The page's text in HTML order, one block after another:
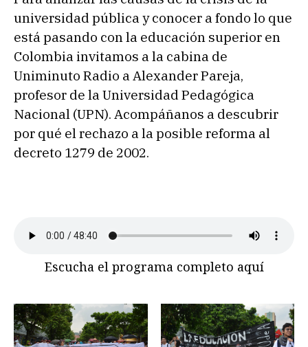
universidad pública y conocer a fondo lo que
está pasando con la educación superior en
Colombia invitamos a la cabina de
Uniminuto Radio a Alexander Pareja,
profesor de la Universidad Pedagógica
Nacional (UPN). Acompáñanos a descubrir
por qué el rechazo a la posible reforma al
decreto 1279 de 2002.
Escucha el programa completo aquí